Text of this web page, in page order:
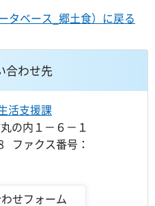
タベース_郷土食）に戻る
合わせ先
活支援課
の内１－６－１
ファクス番号：